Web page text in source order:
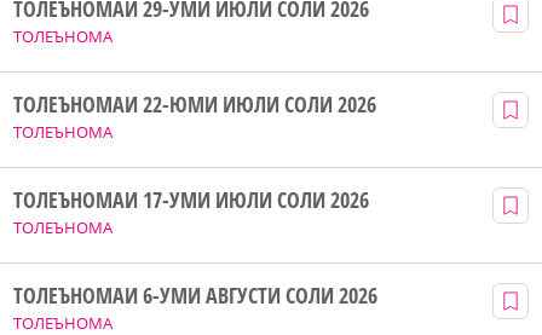
ТОЛЕЪНОМА
ТОЛЕЪНОМАИ 29-УМИ ИЮЛИ СОЛИ 2026
ТОЛЕЪНОМА
ТОЛЕЪНОМАИ 22-ЮМИ ИЮЛИ СОЛИ 2026
ТОЛЕЪНОМА
ТОЛЕЪНОМАИ 17-УМИ ИЮЛИ СОЛИ 2026
ТОЛЕЪНОМА
ТОЛЕЪНОМАИ 6-УМИ АВГУСТИ СОЛИ 2026